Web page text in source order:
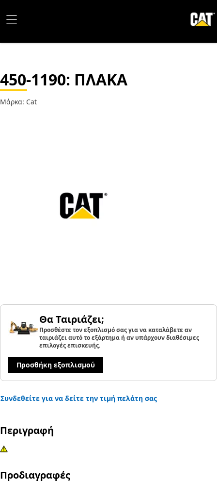
450-1190: ΠΛΑΚΑ
Μάρκα: Cat
Θα Ταιριάζει;
Προσθέστε τον εξοπλισμό σας για να καταλάβετε αν
ταιριάζει αυτό το εξάρτημα ή αν υπάρχουν διαθέσιμες
επιλογές επισκευής.
Προσθήκη εξοπλισμού
Συνδεθείτε για να δείτε την τιμή πελάτη σας
Περιγραφή
Προδιαγραφές